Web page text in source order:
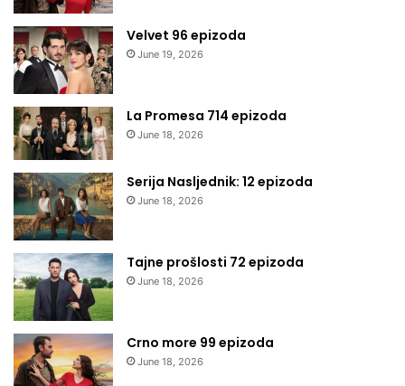
Velvet 96 epizoda
June 19, 2026
La Promesa 714 epizoda
June 18, 2026
Serija Nasljednik: 12 epizoda
June 18, 2026
Tajne prošlosti 72 epizoda
June 18, 2026
Crno more 99 epizoda
June 18, 2026